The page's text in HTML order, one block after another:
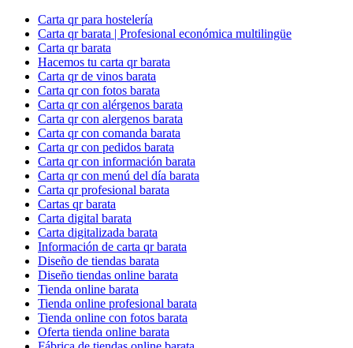
Carta qr para hostelería
Carta qr barata | Profesional económica multilingüe
Carta qr barata
Hacemos tu carta qr barata
Carta qr de vinos barata
Carta qr con fotos barata
Carta qr con alérgenos barata
Carta qr con alergenos barata
Carta qr con comanda barata
Carta qr con pedidos barata
Carta qr con información barata
Carta qr con menú del día barata
Carta qr profesional barata
Cartas qr barata
Carta digital barata
Carta digitalizada barata
Información de carta qr barata
Diseño de tiendas barata
Diseño tiendas online barata
Tienda online barata
Tienda online profesional barata
Tienda online con fotos barata
Oferta tienda online barata